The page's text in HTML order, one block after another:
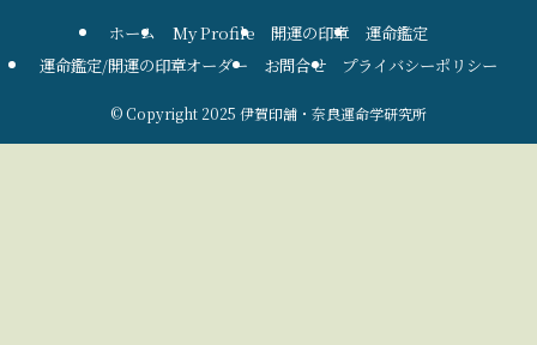
ホーム My Profile 開運の印章
運命鑑定
運命鑑定/開運の印章オーダー
お問合せ プライバシーポリシー
© Copyright 2025 伊賀印舗・奈良運命学研究所